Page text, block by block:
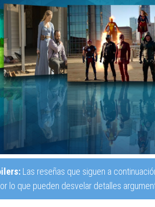
Las reseñas que siguen a
lo que pueden desvelar detalles